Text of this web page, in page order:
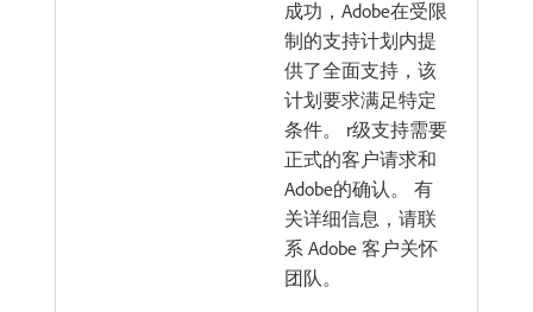
成功，Adobe在受限
制的支持计划内提
供了全面支持，该
计划要求满足特定
条件。 r级支持需要
正式的客户请求和
Adobe的确认。 有
关详细信息，请联
系 Adobe 客户关怀
团队。